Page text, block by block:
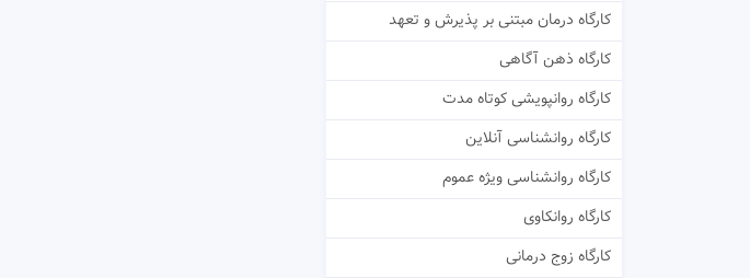
کارگاه درمان مبتنی بر پذیرش و تعهد
کارگاه ذهن آگاهی
کارگاه روانپویشی کوتاه مدت
کارگاه روانشناسی آنلاین
کارگاه روانشناسی ویژه عموم
کارگاه روانکاوی
کارگاه زوج درمانی